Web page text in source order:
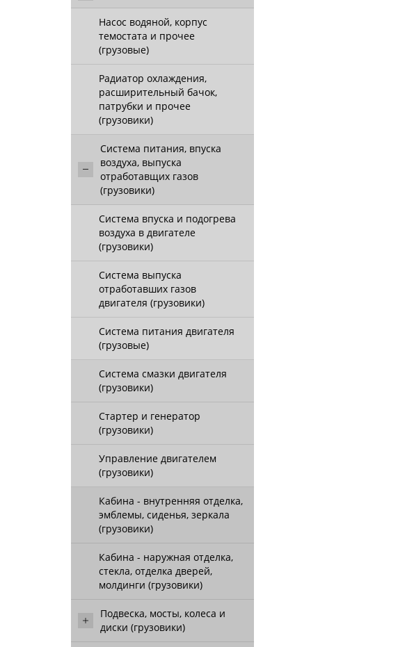
Насос водяной, корпус
темостата и прочее
(грузовые)
Радиатор охлаждения,
расширительный бачок,
патрубки и прочее
(грузовики)
Система питания, впуска
воздуха, выпуска
отработавщих газов
(грузовики)
Система впуска и подогрева
воздуха в двигателе
(грузовики)
Система выпуска
отработавших газов
двигателя (грузовики)
Система питания двигателя
(грузовые)
Система смазки двигателя
(грузовики)
Стартер и генератор
(грузовики)
Управление двигателем
(грузовики)
Кабина - внутренняя отделка,
эмблемы, сиденья, зеркала
(грузовики)
Кабина - наружная отделка,
стекла, отделка дверей,
молдинги (грузовики)
Подвеска, мосты, колеса и
диски (грузовики)